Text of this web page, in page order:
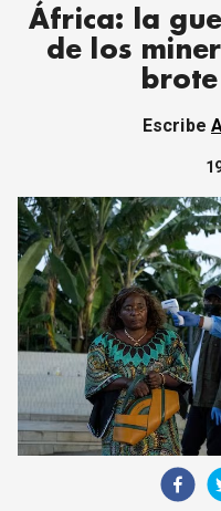
África: la
de los
Escribe